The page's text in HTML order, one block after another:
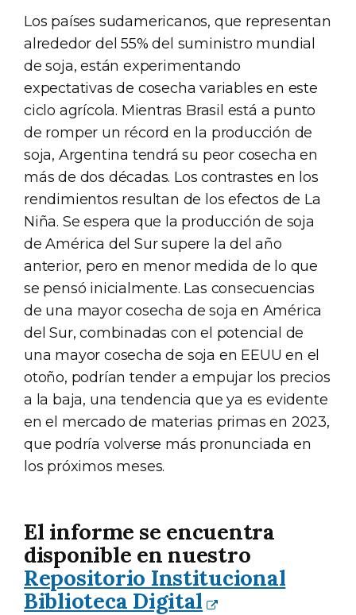
Los países sudamericanos, que representan
alrededor del 55% del suministro mundial
de soja, están experimentando
expectativas de cosecha variables en este
ciclo agrícola. Mientras Brasil está a punto
de romper un récord en la producción de
soja, Argentina tendrá su peor cosecha en
más de dos décadas. Los contrastes en los
rendimientos resultan de los efectos de La
Niña. Se espera que la producción de soja
de América del Sur supere la del año
anterior, pero en menor medida de lo que
se pensó inicialmente. Las consecuencias
de una mayor cosecha de soja en América
del Sur, combinadas con el potencial de
una mayor cosecha de soja en EEUU en el
otoño, podrían tender a empujar los precios
a la baja, una tendencia que ya es evidente
en el mercado de materias primas en 2023,
que podría volverse más pronunciada en
los próximos meses.
El informe se encuentra
disponible en nuestro
Repositorio Institucional
Biblioteca Digital